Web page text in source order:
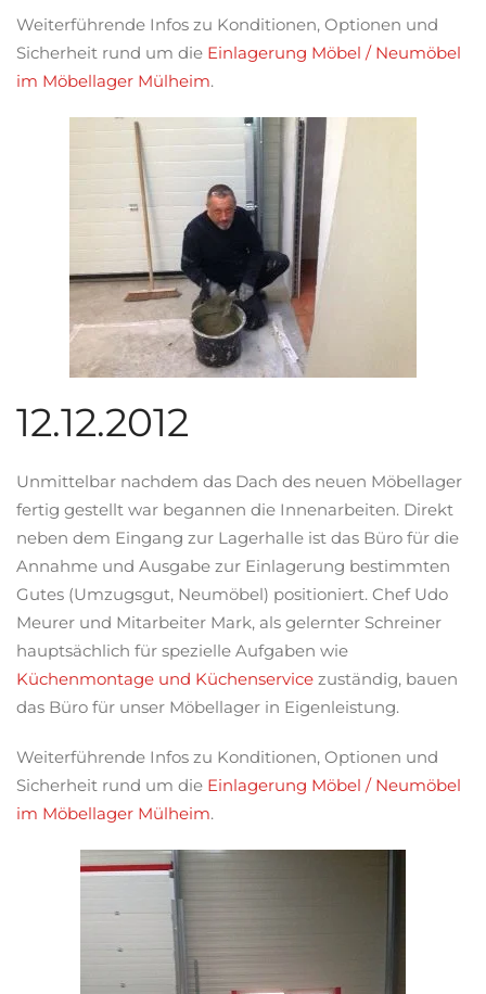
Weiterführende Infos zu Konditionen, Optionen und
Sicherheit rund um die Einlagerung Möbel / Neumöbel
im Möbellager Mülheim.
12.12.2012
Unmittelbar nachdem das Dach des neuen Möbellager
fertig gestellt war begannen die Innenarbeiten. Direkt
neben dem Eingang zur Lagerhalle ist das Büro für die
Annahme und Ausgabe zur Einlagerung bestimmten
Gutes (Umzugsgut, Neumöbel) positioniert. Chef Udo
Meurer und Mitarbeiter Mark, als gelernter Schreiner
hauptsächlich für spezielle Aufgaben wie
Küchenmontage und Küchenservice zuständig, bauen
das Büro für unser Möbellager in Eigenleistung.
Weiterführende Infos zu Konditionen, Optionen und
Sicherheit rund um die Einlagerung Möbel / Neumöbel
im Möbellager Mülheim.